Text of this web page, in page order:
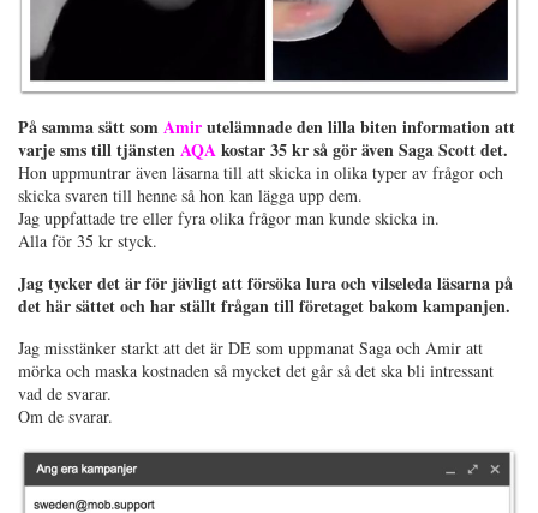
På samma sätt somAmirutelämnade den lilla biten information att
varje sms till tjänstenAQAkostar 35 kr så gör även Saga Scott det.
Hon uppmuntrar även läsarna till att skicka in olika typer av frågor och
skicka svaren till henne så hon kan lägga upp dem.
Jag uppfattade tre eller fyra olika frågor man kunde skicka in.
Alla för 35 kr styck.
Jag tycker det är för jävligt att försöka lura och vilseleda läsarna på
det här sättet och har ställt frågan till företaget bakom kampanjen.
Jag misstänker starkt att det är DE som uppmanat Saga och Amir att
mörka och maska kostnaden så mycket det går så det ska bli intressant
vad de svarar.
Om de svarar.